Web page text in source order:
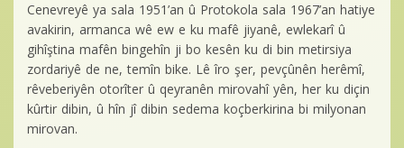
Cenevreyê ya sala 1951’an û Protokola sala 1967’an hatiye
avakirin, armanca wê ew e ku mafê jiyanê, ewlekarî û
gihîştina mafên bingehîn ji bo kesên ku di bin metirsiya
zordariyê de ne, temîn bike. Lê îro şer, pevçûnên herêmî,
rêveberiyên otorîter û qeyranên mirovahî yên, her ku diçin
kûrtir dibin, û hîn jî dibin sedema koçberkirina bi milyonan
mirovan.